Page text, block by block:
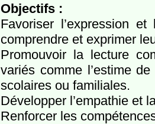
Objectifs :
Favoriser l’expression
comprendre et exprimer
Promouvoir la lecture
variés comme l’estime
scolaires ou familiales.
Développer l’empathie et
Renforcer les